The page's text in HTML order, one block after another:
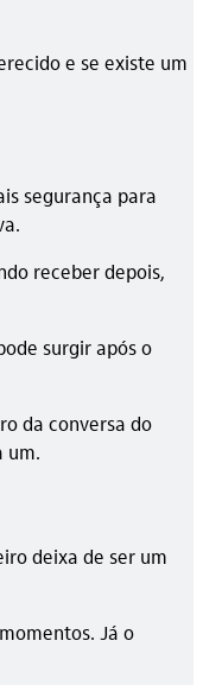
e se existe um
segurança para
receber depois,
surgir após o
da conversa do
um.
deixa de ser um
Já o